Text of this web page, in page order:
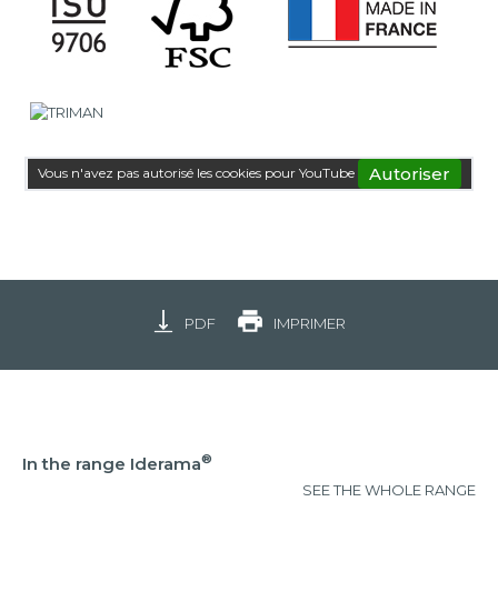
Vous n'avez pas autorisé les cookies pour YouTube Autoriser
PDF IMPRIMER
In the range Iderama®
SEE THE WHOLE RANGE